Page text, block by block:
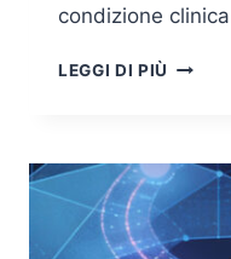
condizione
LEGGI DI PIÙ